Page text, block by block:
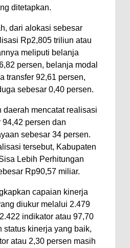
ditetapkan.
dari alokasi sebesar
Rp2,805 triliun atau
meliputi belanja
persen, belanja modal
transfer 92,61 persen,
sebesar 0,40 persen.
mencatat realisasi
persen dan
sebesar 34 persen.
tersebut, Kabupaten
Lebih Perhitungan
Rp90,57 miliar.
capaian kinerja
diukur melalui 2.479
indikator atau 97,70
status kinerja yang baik,
atau 2,30 persen masih